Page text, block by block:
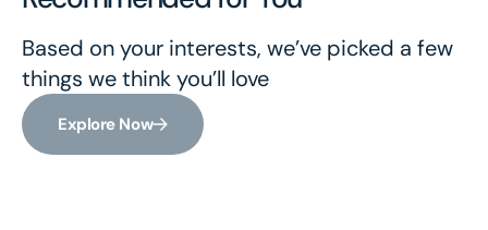
Based on your interests, we’ve picked a few
things we think you’ll love
Explore Now